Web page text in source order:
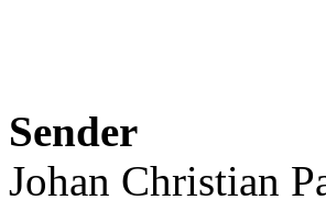
Sender
Johan Christian